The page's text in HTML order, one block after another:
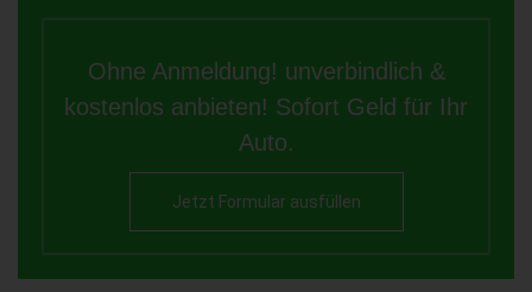
Ohne Anmeldung! unverbindlich &
kostenlos anbieten! Sofort Geld für Ihr
Auto.
Jetzt Formular ausfüllen